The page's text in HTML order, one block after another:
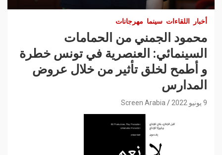
أخبار اللقاءات سينما مهرجانات
محمود الجمني من الحمامات
السينمائي: العنصرية في تونس خطرة
و أطمح لخلق تأثير من خلال عروض
المدارس
9 يونيو 2022 Screen Arabia